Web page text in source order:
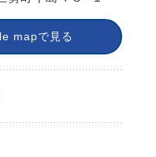
mapで見る